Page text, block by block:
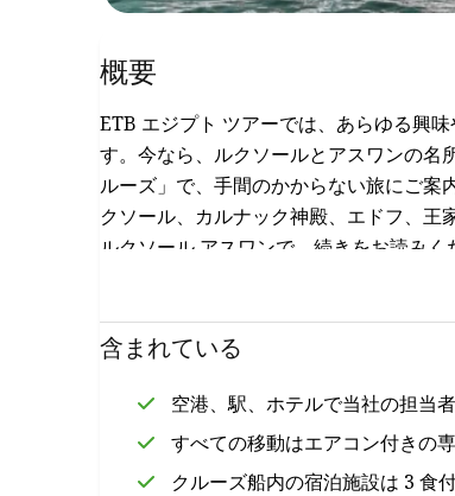
概要
ETB エジプト ツアーでは、あらゆる興
す。今なら、ルクソールとアスワンの名
ルーズ」で、手間のかからない旅にご案
クソール、カルナック神殿、エドフ、王
ルクソール アスワンで、続きをお読みく
含まれている
空港、駅、ホテルで当社の担当
すべての移動はエアコン付きの
クルーズ船内の宿泊施設は 3 食付